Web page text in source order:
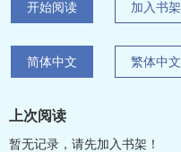
开始阅读 加入书架
简体中文 繁体中文
上次阅读
暂无记录，请先加入书架！